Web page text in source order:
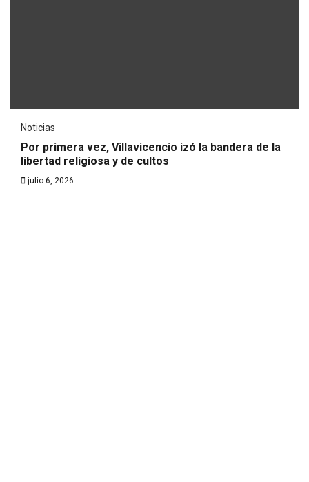
Noticias
Por primera vez, Villavicencio izó la bandera de la
libertad religiosa y de cultos
julio 6, 2026